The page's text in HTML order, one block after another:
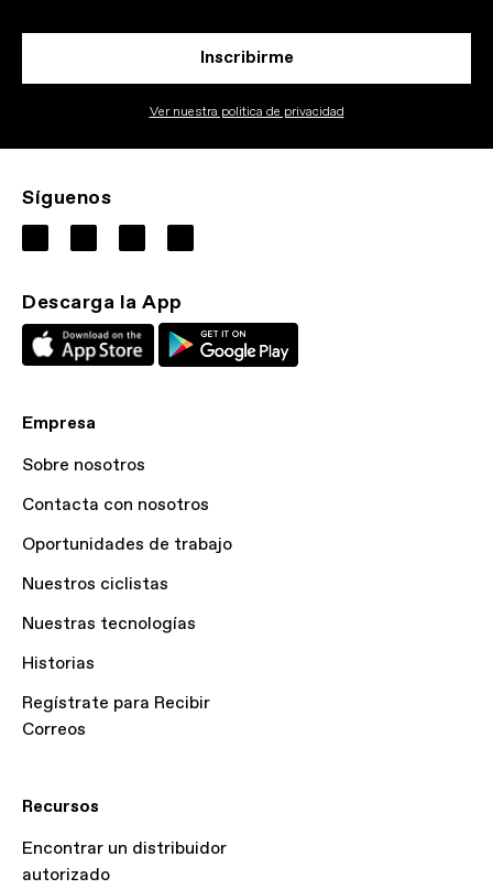
Inscribirme
Ver nuestra politica de privacidad
Síguenos
Descarga la App
Empresa
Sobre nosotros
Contacta con nosotros
Oportunidades de trabajo
Nuestros ciclistas
Nuestras tecnologías
Historias
Regístrate para Recibir
Correos
Recursos
Encontrar un distribuidor
autorizado